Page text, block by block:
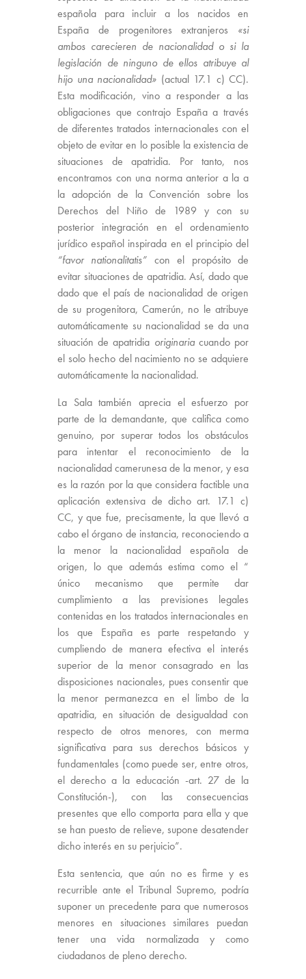
española para incluir a los nacidos en
España de progenitores extranjeros «si
ambos carecieren de nacionalidad o si la
legislación de ninguno de ellos atribuye al
hijo una nacionalidad» (actual 17.1 c) CC).
Esta modificación, vino a responder a las
obligaciones que contrajo España a través
de diferentes tratados internacionales con el
objeto de evitar en lo posible la existencia de
situaciones de apatridia. Por tanto, nos
encontramos con una norma anterior a la a
la adopción de la Convención sobre los
Derechos del Niño de 1989 y con su
posterior integración en el ordenamiento
jurídico español inspirada en el principio del
“favor nationalitatis” con el propósito de
evitar situaciones de apatridia. Así, dado que
dado que el país de nacionalidad de origen
de su progenitora, Camerún, no le atribuye
automáticamente su nacionalidad se da una
situación de apatridia originariacuando por
el solo hecho del nacimiento no se adquiere
automáticamente la nacionalidad.
La Sala también aprecia el esfuerzo por
parte de la demandante, que califica como
genuino, por superar todos los obstáculos
para intentar el reconocimiento de la
nacionalidad camerunesa de la menor, y esa
es la razón por la que considera factible una
aplicación extensiva de dicho art. 17.1 c)
CC, y que fue, precisamente, la que llevó a
cabo el órgano de instancia, reconociendo a
la menor la nacionalidad española de
origen, lo que además estima como el “
único mecanismo que permite dar
cumplimiento a las previsiones legales
contenidas en los tratados internacionales en
los que España es parte respetando y
cumpliendo de manera efectiva el interés
superior de la menor consagrado en las
disposiciones nacionales, pues consentir que
la menor permanezca en el limbo de la
apatridia, en situación de desigualdad con
respecto de otros menores, con merma
significativa para sus derechos básicos y
fundamentales (como puede ser, entre otros,
el derecho a la educación -art. 27 de la
Constitución-), con las consecuencias
presentes que ello comporta para ella y que
se han puesto de relieve, supone desatender
dicho interés en su perjuicio”.
Esta sentencia, que aún no es firme y es
recurrible ante el Tribunal Supremo, podría
suponer un precedente para que numerosos
menores en situaciones similares puedan
tener una vida normalizada y como
ciudadanos de pleno derecho.